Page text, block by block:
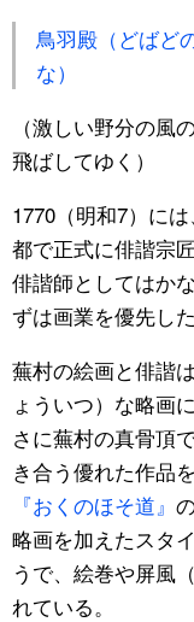
鳥羽殿（どばど
な）
（激しい野分の風
飛ばしてゆく）
1770（明和7）に
都で正式に俳諧宗
俳諧師としてはか
ずは画業を優先し
蕪村の絵画と俳諧
ょういつ）な略画
さに蕪村の真骨頂
き合う優れた作品
『おくのほそ道』
略画を加えたスタ
うで、絵巻や屏風
れている。